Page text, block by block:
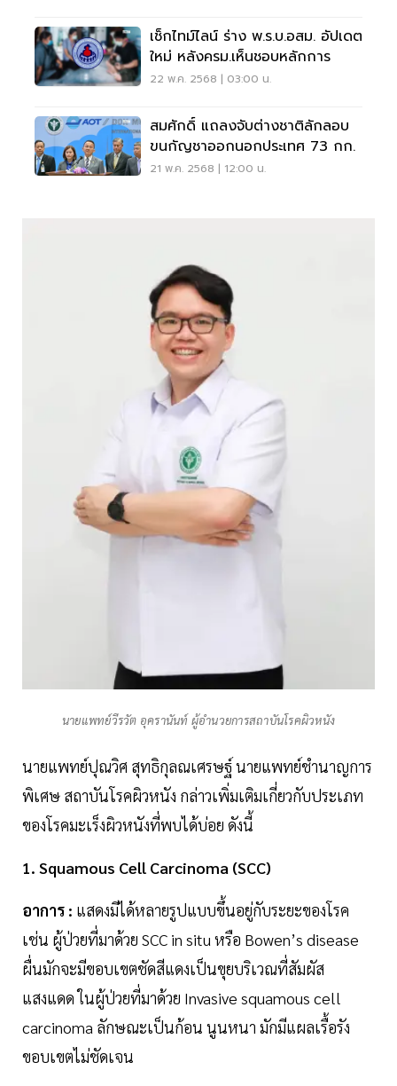
เช็กไทม์ไลน์ ร่าง พ.ร.บ.อสม. อัปเดต
ใหม่ หลังครม.เห็นชอบหลักการ
22 พ.ค. 2568 | 03:00 น.
สมศักดิ์ แถลงจับต่างชาติลักลอบ
ขนกัญชาออกนอกประเทศ 73 กก.
21 พ.ค. 2568 | 12:00 น.
นายแพทย์วีรวัต อุครานันท์ ผู้อำนวยการสถาบันโรคผิวหนัง
นายแพทย์ปุณวิศ สุทธิกุลณเศรษฐ์ นายแพทย์ชำนาญการ
พิเศษ สถาบันโรคผิวหนัง กล่าวเพิ่มเติมเกี่ยวกับประเภท
ของโรคมะเร็งผิวหนังที่พบได้บ่อย ดังนี้
1. Squamous Cell Carcinoma (SCC)
อาการ : แสดงมีได้หลายรูปแบบขึ้นอยู่กับระยะของโรค
เช่น ผู้ป่วยที่มาด้วย SCC in situ หรือ Bowen’s disease
ผื่นมักจะมีขอบเขตชัดสีแดงเป็นขุยบริเวณที่สัมผัส
แสงแดด ในผู้ป่วยที่มาด้วย Invasive squamous cell
carcinoma ลักษณะเป็นก้อน นูนหนา มักมีแผลเรื้อรัง
ขอบเขตไม่ชัดเจน